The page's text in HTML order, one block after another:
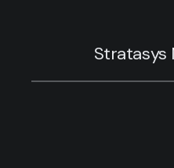
Stratasys